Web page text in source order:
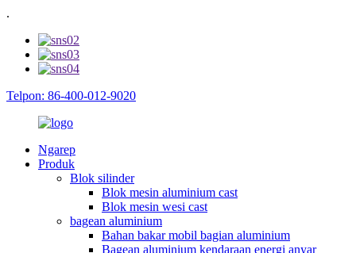
.
Telpon: 86-400-012-9020
Ngarep
Produk
Blok silinder
Blok mesin aluminium cast
Blok mesin wesi cast
bagean aluminium
Bahan bakar mobil bagian aluminium
Bagean aluminium kendaraan energi anyar